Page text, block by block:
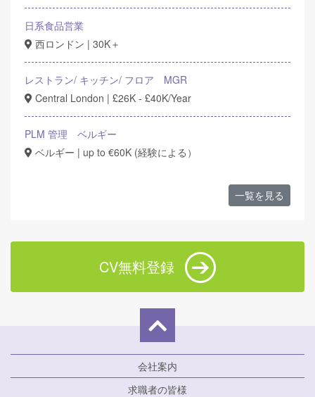
日系食品営業
西ロンドン | 30K＋
レストラン/ キッチン/ フロア MGR
Central London | £26K - £40K/Year
PLM 管理 ベルギー
ベルギー | up to €60K (経験による）
一覧を見る
CV無料登録
会社案内
求職者の皆様